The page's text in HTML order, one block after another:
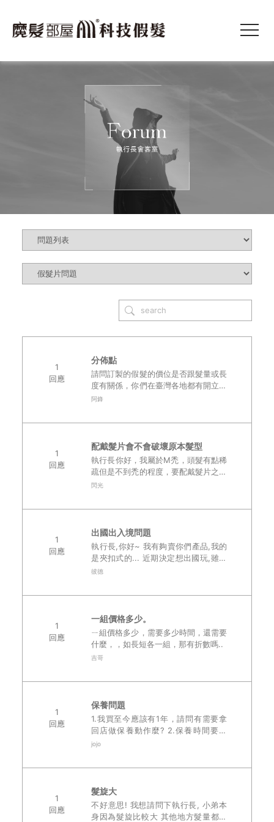
1
回應
分佈點
請問訂製的假髮的價位是否跟髮量或長
度有關係，你們在臺灣各地都有開立分
公司嗎，如果是訂製頂上部位的假髮，
阿鋒
1
回應
配戴髮片會不會破壞原本髮型
執行長你好，我屬於M禿，頭髮有點稀
疏但是不到禿的程度，要配戴髮片之前
好像都必須給設計師設計過配戴起來才
閃光
1
回應
出國出入境問題
執行長,你好~ 我有夠賣你們產品,我的
是夾扣式的... 近期決定想出國玩,雖然
看過你們影片金屬探測門 安全通過, 不
彼德
1
回應
一組價格多少。
ㄧ組價格多少，需要多少時間，還需要
什麼，，如長短各一組，那有折數嗎..
吉哥
1
回應
保養問題
1.我買至今應該有1年，請問有需要拿
回店做保養動作麼? 2.保養時間要多
久，我只有買一頂沒備用，兩天內拿得
jojo
1
回應
髮旋大
不好意思! 我想請問下執行長, 小弟本
身因為髮旋比較大 其他地方髮量都還